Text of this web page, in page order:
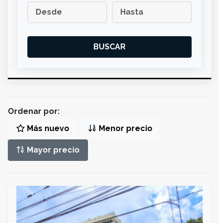
BUSCAR
Ordenar por:
Más nuevo
Menor precio
Mayor precio